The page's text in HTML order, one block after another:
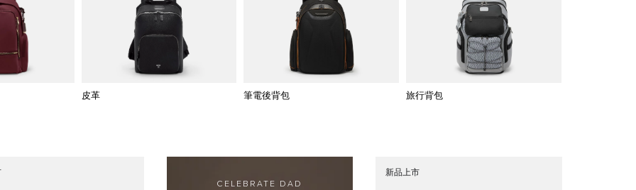
皮革 筆電後背包 旅行背包
CELEBRATE DAD
新品上市